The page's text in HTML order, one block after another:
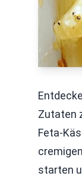
Zutaten
Feta-
starten